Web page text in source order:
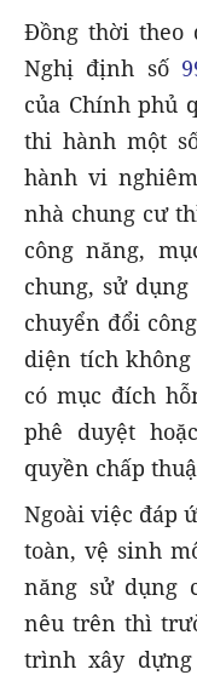
Đồng thời theo
Nghị định số
của Chính phủ
thi hành một
hành vi
nhà chung cư
công năng,
chung, sử
chuyển đổi
diện tích
có mục đích
phê duyệt
quyền chấp
Ngoài việc đáp
toàn, vệ sinh
năng sử dụng
nêu trên thì
trình xây